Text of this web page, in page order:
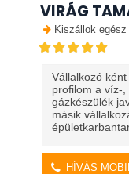
VIRÁG
Kiszállok
Vállalkozó
profilom a víz-
gázkészülék
másik
HÍVÁS